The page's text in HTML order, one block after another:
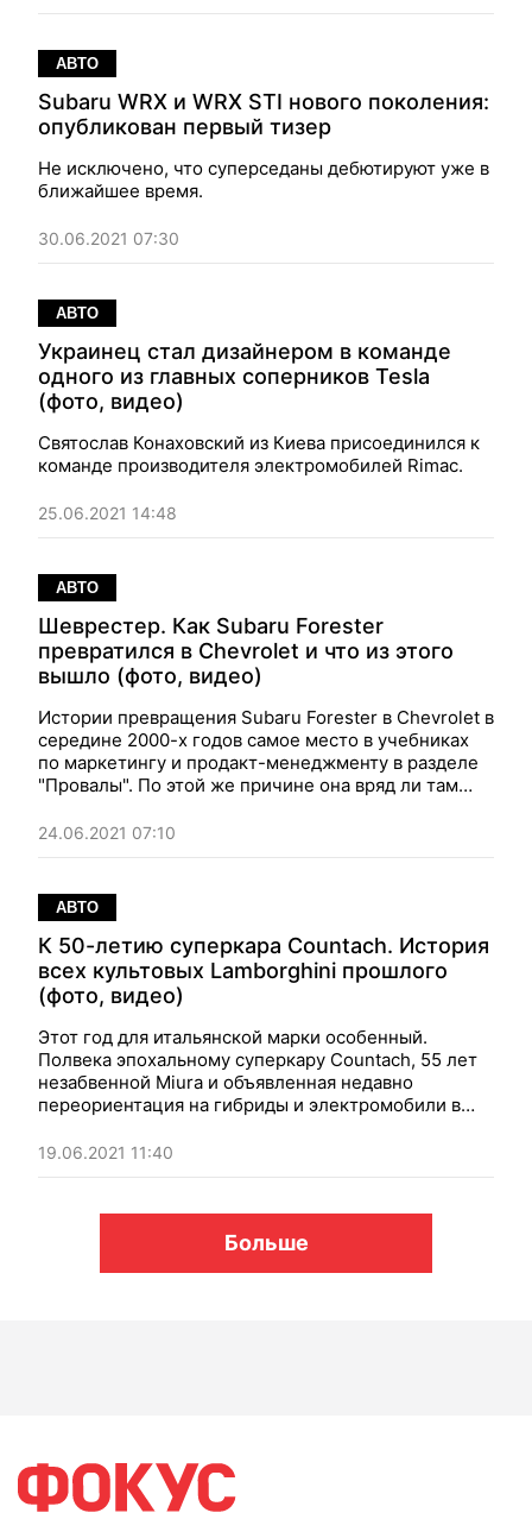
АВТО
Subaru WRX и WRX STI нового поколения:
опубликован первый тизер
Не исключено, что суперседаны дебютируют уже в
ближайшее время.
30.06.2021 07:30
АВТО
Украинец стал дизайнером в команде
одного из главных соперников Tesla
(фото, видео)
Святослав Конаховский из Киева присоединился к
команде производителя электромобилей Rimac.
25.06.2021 14:48
АВТО
Шеврестер. Как Subaru Forester
превратился в Chevrolet и что из этого
вышло (фото, видео)
Истории превращения Subaru Forester в Chevrolet в
середине 2000-х годов самое место в учебниках
по маркетингу и продакт-менеджменту в разделе
"Провалы". По этой же причине она вряд ли там
захочет рассказать о своих просчетах в проекте.
Фокус делает это вместо них.
24.06.2021 07:10
АВТО
К 50-летию суперкара Countach. Иcтория
всех культовых Lamborghini прошлого
(фото, видео)
Этот год для итальянской марки особенный.
Полвека эпохальному суперкару Countach, 55 лет
незабвенной Miura и объявленная недавно
переориентация на гибриды и электромобили в
юбиляра и другие знаменитые модели Lamborghini
19.06.2021 11:40
Больше